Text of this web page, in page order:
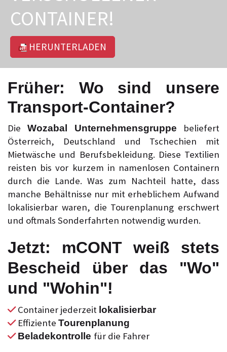
CONTAINER!
HERUNTERLADEN
Früher: Wo sind unsere
Transport-Container?
Die Wozabal Unternehmensgruppe beliefert
Österreich, Deutschland und Tschechien mit
Mietwäsche und Berufsbekleidung. Diese Textilien
reisten bis vor kurzem in namenlosen Containern
durch die Lande. Was zum Nachteil hatte, dass
manche Behältnisse nur mit erheblichem Aufwand
lokalisierbar waren, die Tourenplanung erschwert
und oftmals Sonderfahrten notwendig wurden.
Jetzt: mCONT weiß stets
Bescheid über das "Wo"
und "Wohin"!
Container jederzeit lokalisierbar
Effiziente Tourenplanung
Beladekontrolle für die Fahrer